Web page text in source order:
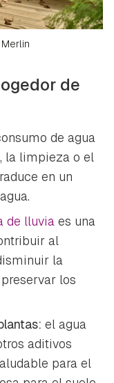
de
de agua
la limpieza o el
en un
de lluvia es una
al
la
los
el agua
aditivos
para el